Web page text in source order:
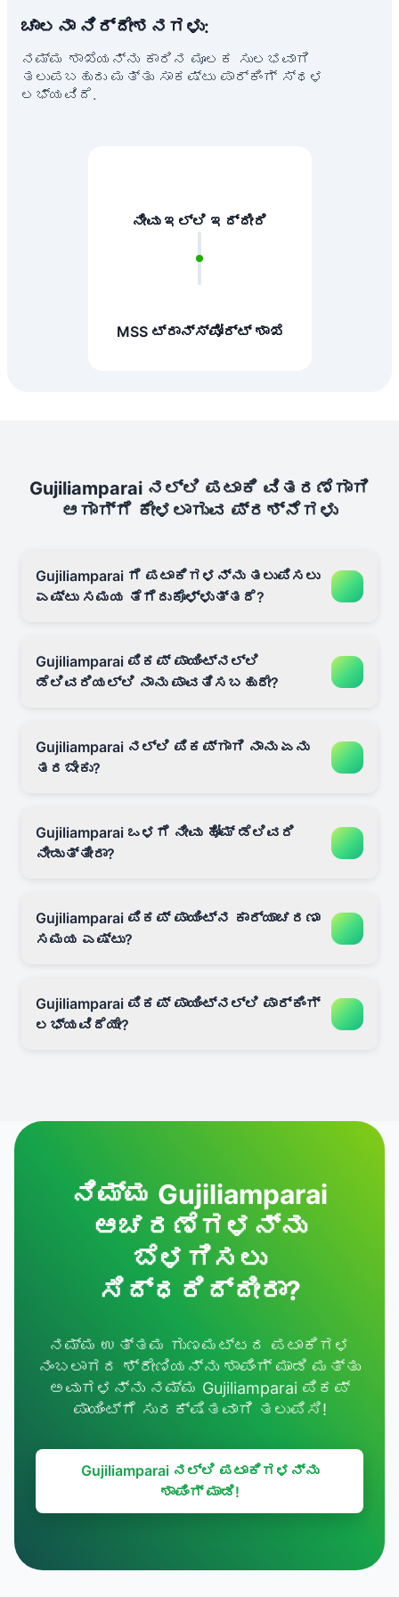
ಚಾಲನಾ ನಿರ್ದೇಶನಗಳು:
ನಮ್ಮ ಶಾಖೆಯನ್ನು ಕಾರಿನ ಮೂಲಕ ಸುಲಭವಾಗಿ
ತಲುಪಬಹುದು ಮತ್ತು ಸಾಕಷ್ಟು ಪಾರ್ಕಿಂಗ್ ಸ್ಥಳ
ಲಭ್ಯವಿದೆ.
ನೀವು ಇಲ್ಲಿ ಇದ್ದೀರಿ
MSS ಟ್ರಾನ್ಸ್‌ಪೋರ್ಟ್ ಶಾಖೆ
Gujiliamparai ನಲ್ಲಿ ಪಟಾಕಿ ವಿತರಣೆಗಾಗಿ
ಆಗಾಗ್ಗೆ ಕೇಳಲಾಗುವ ಪ್ರಶ್ನೆಗಳು
Gujiliamparai ಗೆ ಪಟಾಕಿಗಳನ್ನು ತಲುಪಿಸಲು
ಎಷ್ಟು ಸಮಯ ತೆಗೆದುಕೊಳ್ಳುತ್ತದೆ?
Gujiliamparai ಪಿಕಪ್ ಪಾಯಿಂಟ್‌ನಲ್ಲಿ
ಡೆಲಿವರಿಯಲ್ಲಿ ನಾನು ಪಾವತಿಸಬಹುದೇ?
Gujiliamparai ನಲ್ಲಿ ಪಿಕಪ್‌ಗಾಗಿ ನಾನು ಏನು
ತರಬೇಕು?
Gujiliamparai ಒಳಗೆ ನೀವು ಹೋಮ್ ಡೆಲಿವರಿ
ನೀಡುತ್ತೀರಾ?
Gujiliamparai ಪಿಕಪ್ ಪಾಯಿಂಟ್‌ನ ಕಾರ್ಯಾಚರಣಾ
ಸಮಯ ಎಷ್ಟು?
Gujiliamparai ಪಿಕಪ್ ಪಾಯಿಂಟ್‌ನಲ್ಲಿ ಪಾರ್ಕಿಂಗ್
ಲಭ್ಯವಿದೆಯೇ?
ನಿಮ್ಮ Gujiliamparai
ಆಚರಣೆಗಳನ್ನು
ಬೆಳಗಿಸಲು
ಸಿದ್ಧರಿದ್ದೀರಾ?
ನಮ್ಮ ಉತ್ತಮ ಗುಣಮಟ್ಟದ ಪಟಾಕಿಗಳ
ನಂಬಲಾಗದ ಶ್ರೇಣಿಯನ್ನು ಶಾಪಿಂಗ್ ಮಾಡಿ ಮತ್ತು
ಅವುಗಳನ್ನು ನಮ್ಮ Gujiliamparai ಪಿಕಪ್
ಪಾಯಿಂಟ್‌ಗೆ ಸುರಕ್ಷಿತವಾಗಿ ತಲುಪಿಸಿ!
Gujiliamparai ನಲ್ಲಿ ಪಟಾಕಿಗಳನ್ನು
ಶಾಪಿಂಗ್ ಮಾಡಿ!